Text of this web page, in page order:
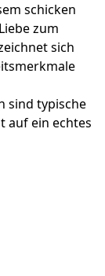
schicken
zum
sich
sind typische
auf ein echtes